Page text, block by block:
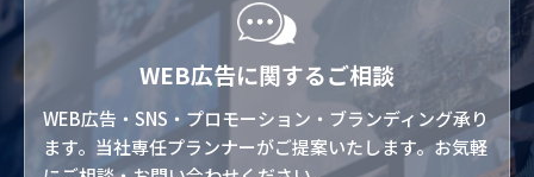
WEB広告に関するご相談
WEB広告・SNS・プロモーション・ブランディング承り
ます。当社専任プランナーがご提案いたします。お気軽